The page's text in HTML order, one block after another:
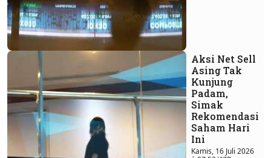
Aksi Net Sell
Asing Tak
Kunjung
Padam,
Simak
Rekomendasi
Saham Hari
Ini
Kamis, 16 Juli 2026